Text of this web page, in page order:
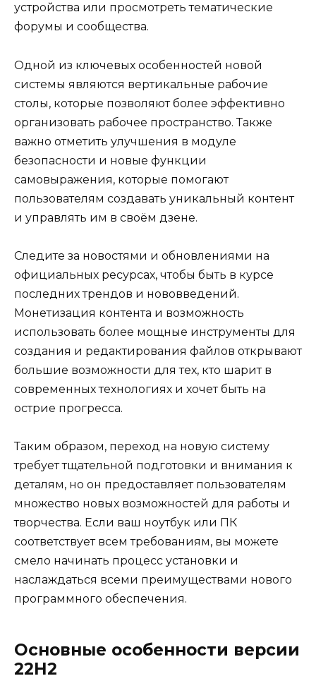
устройства или просмотреть тематические
форумы и сообщества.
Одной из ключевых особенностей новой
системы являются вертикальные рабочие
столы, которые позволяют более эффективно
организовать рабочее пространство. Также
важно отметить улучшения в модуле
безопасности и новые функции
самовыражения, которые помогают
пользователям создавать уникальный контент
и управлять им в своём дзене.
Следите за новостями и обновлениями на
официальных ресурсах, чтобы быть в курсе
последних трендов и нововведений.
Монетизация контента и возможность
использовать более мощные инструменты для
создания и редактирования файлов открывают
большие возможности для тех, кто шарит в
современных технологиях и хочет быть на
острие прогресса.
Таким образом, переход на новую систему
требует тщательной подготовки и внимания к
деталям, но он предоставляет пользователям
множество новых возможностей для работы и
творчества. Если ваш ноутбук или ПК
соответствует всем требованиям, вы можете
смело начинать процесс установки и
наслаждаться всеми преимуществами нового
программного обеспечения.
Основные особенности версии
22H2